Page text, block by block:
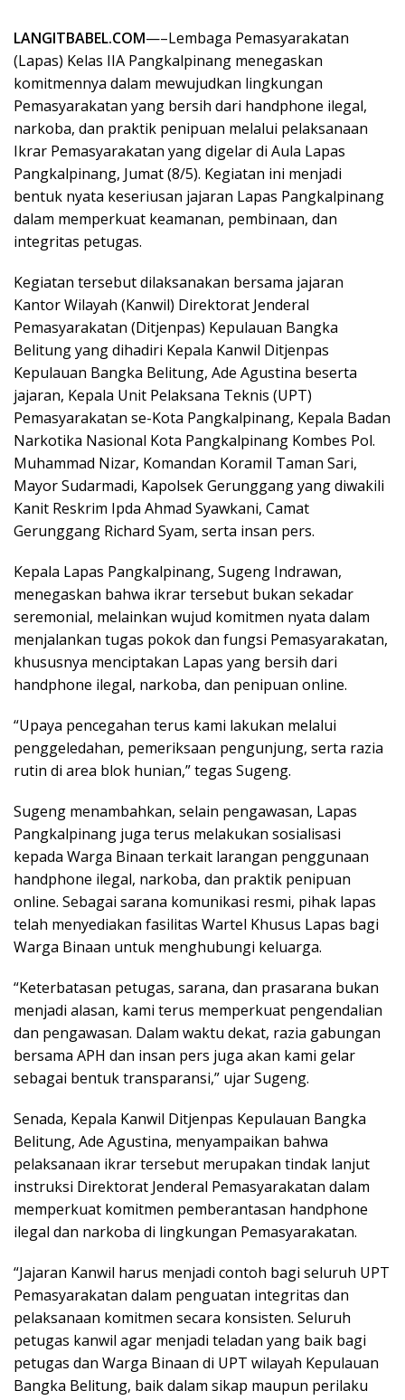
LANGITBABEL.COM—–Lembaga Pemasyarakatan
(Lapas) Kelas IIA Pangkalpinang menegaskan
komitmennya dalam mewujudkan lingkungan
Pemasyarakatan yang bersih dari handphone ilegal,
narkoba, dan praktik penipuan melalui pelaksanaan
Ikrar Pemasyarakatan yang digelar di Aula Lapas
Pangkalpinang, Jumat (8/5). Kegiatan ini menjadi
bentuk nyata keseriusan jajaran Lapas Pangkalpinang
dalam memperkuat keamanan, pembinaan, dan
integritas petugas.
Kegiatan tersebut dilaksanakan bersama jajaran
Kantor Wilayah (Kanwil) Direktorat Jenderal
Pemasyarakatan (Ditjenpas) Kepulauan Bangka
Belitung yang dihadiri Kepala Kanwil Ditjenpas
Kepulauan Bangka Belitung, Ade Agustina beserta
jajaran, Kepala Unit Pelaksana Teknis (UPT)
Pemasyarakatan se-Kota Pangkalpinang, Kepala Badan
Narkotika Nasional Kota Pangkalpinang Kombes Pol.
Muhammad Nizar, Komandan Koramil Taman Sari,
Mayor Sudarmadi, Kapolsek Gerunggang yang diwakili
Kanit Reskrim Ipda Ahmad Syawkani, Camat
Gerunggang Richard Syam, serta insan pers.
Kepala Lapas Pangkalpinang, Sugeng Indrawan,
menegaskan bahwa ikrar tersebut bukan sekadar
seremonial, melainkan wujud komitmen nyata dalam
menjalankan tugas pokok dan fungsi Pemasyarakatan,
khususnya menciptakan Lapas yang bersih dari
handphone ilegal, narkoba, dan penipuan online.
“Upaya pencegahan terus kami lakukan melalui
penggeledahan, pemeriksaan pengunjung, serta razia
rutin di area blok hunian,” tegas Sugeng.
Sugeng menambahkan, selain pengawasan, Lapas
Pangkalpinang juga terus melakukan sosialisasi
kepada Warga Binaan terkait larangan penggunaan
handphone ilegal, narkoba, dan praktik penipuan
online. Sebagai sarana komunikasi resmi, pihak lapas
telah menyediakan fasilitas Wartel Khusus Lapas bagi
Warga Binaan untuk menghubungi keluarga.
“Keterbatasan petugas, sarana, dan prasarana bukan
menjadi alasan, kami terus memperkuat pengendalian
dan pengawasan. Dalam waktu dekat, razia gabungan
bersama APH dan insan pers juga akan kami gelar
sebagai bentuk transparansi,” ujar Sugeng.
Senada, Kepala Kanwil Ditjenpas Kepulauan Bangka
Belitung, Ade Agustina, menyampaikan bahwa
pelaksanaan ikrar tersebut merupakan tindak lanjut
instruksi Direktorat Jenderal Pemasyarakatan dalam
memperkuat komitmen pemberantasan handphone
ilegal dan narkoba di lingkungan Pemasyarakatan.
“Jajaran Kanwil harus menjadi contoh bagi seluruh UPT
Pemasyarakatan dalam penguatan integritas dan
pelaksanaan komitmen secara konsisten. Seluruh
petugas kanwil agar menjadi teladan yang baik bagi
petugas dan Warga Binaan di UPT wilayah Kepulauan
Bangka Belitung, baik dalam sikap maupun perilaku